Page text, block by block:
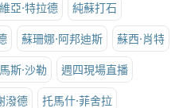
亞·特拉德 純蘇打石
蘇珊娜·阿邦迪斯 蘇西·肖特
斯·沙勒 週四現場直播
潑德 托馬什·菲舍拉